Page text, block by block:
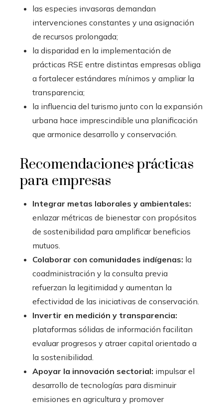
las especies invasoras demandan
intervenciones constantes y una asignación
de recursos prolongada;
la disparidad en la implementación de
prácticas RSE entre distintas empresas obliga
a fortalecer estándares mínimos y ampliar la
transparencia;
la influencia del turismo junto con la expansión
urbana hace imprescindible una planificación
que armonice desarrollo y conservación.
Recomendaciones prácticas
para empresas
Integrar metas laborales y ambientales:
enlazar métricas de bienestar con propósitos
de sostenibilidad para amplificar beneficios
mutuos.
Colaborar con comunidades indígenas: la
coadministración y la consulta previa
refuerzan la legitimidad y aumentan la
efectividad de las iniciativas de conservación.
Invertir en medición y transparencia:
plataformas sólidas de información facilitan
evaluar progresos y atraer capital orientado a
la sostenibilidad.
Apoyar la innovación sectorial: impulsar el
desarrollo de tecnologías para disminuir
emisiones en agricultura y promover